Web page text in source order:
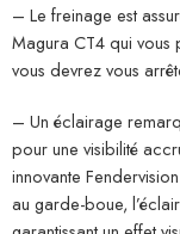
– Le freinage est
Magura CT4 qui vous
vous devrez vous
– Un éclairage
pour une visibilité
innovante
au garde-boue,